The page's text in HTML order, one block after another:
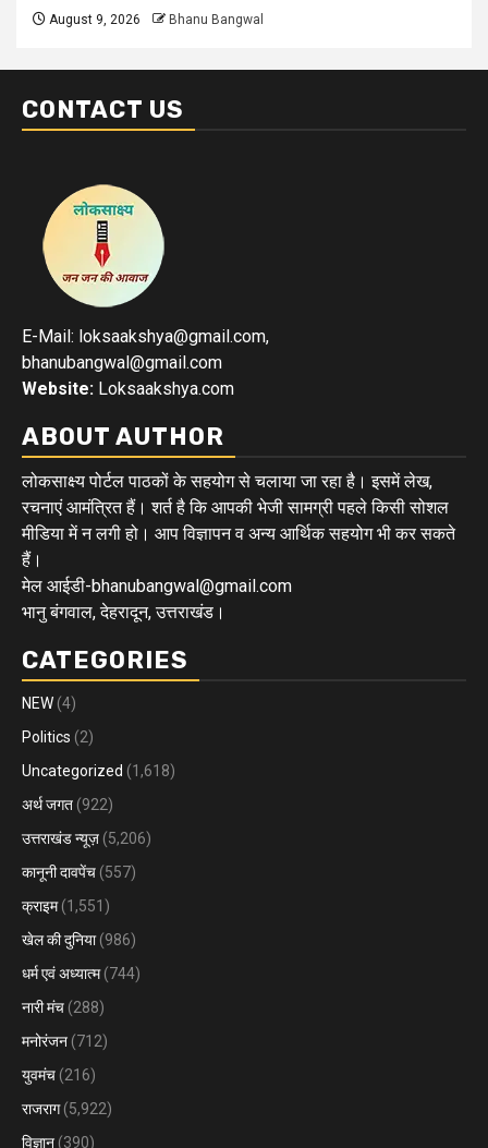
August 9, 2026 Bhanu Bangwal
CONTACT US
E-Mail: loksaakshya@gmail.com,
bhanubangwal@gmail.com
Website: Loksaakshya.com
ABOUT AUTHOR
लोकसाक्ष्य पोर्टल पाठकों के सहयोग से चलाया जा रहा है। इसमें लेख,
रचनाएं आमंत्रित हैं। शर्त है कि आपकी भेजी सामग्री पहले किसी सोशल
मीडिया में न लगी हो। आप विज्ञापन व अन्य आर्थिक सहयोग भी कर सकते
हैं।
मेल आईडी-bhanubangwal@gmail.com
भानु बंगवाल, देहरादून, उत्तराखंड।
CATEGORIES
NEW (4)
Politics (2)
Uncategorized (1,618)
अर्थ जगत (922)
उत्तराखंड न्यूज़ (5,206)
कानूनी दावपेंच (557)
क्राइम(1,551)
खेल की दुनिया(986)
धर्म एवं अध्यात्म(744)
नारी मंच (288)
मनोरंजन (712)
युवमंच (216)
राजराग(5,922)
विज्ञान (390)